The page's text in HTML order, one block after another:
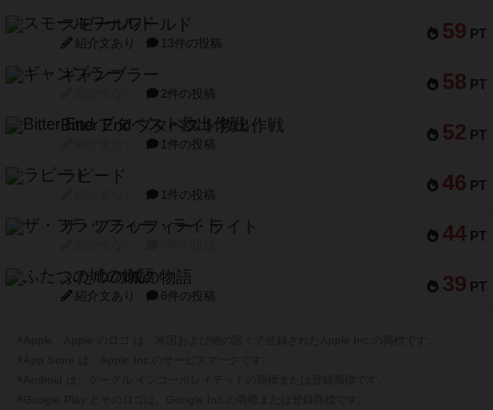
59 PT
スモールワールド
紹介文あり 13件の投稿
58 PT
ギャンブラー
2件の投稿
52 PT
Bitter End ブタペスト救出作戦
1件の投稿
46 PT
ラピード
1件の投稿
44 PT
ザ・フラッフィー・ライト
39 PT
ふたつの城の物語
紹介文あり 6件の投稿